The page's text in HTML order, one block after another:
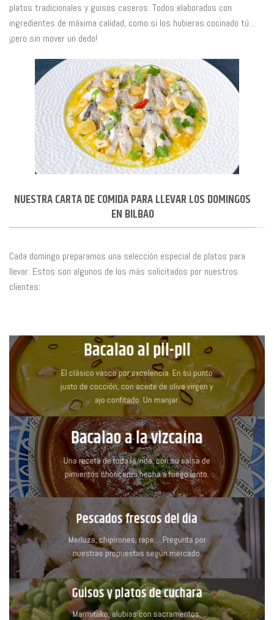
platos tradicionales y guisos caseros. Todos elaborados con
ingredientes de máxima calidad, como si los hubieras cocinado tú…
¡pero sin mover un dedo!
NUESTRA CARTA DE COMIDA PARA LLEVAR LOS DOMINGOS
EN BILBAO
Cada domingo preparamos una selección especial de platos para
llevar. Estos son algunos de los más solicitados por nuestros
clientes:
Bacalao al pil-pil
El clásico vasco por excelencia. En su punto
justo de cocción, con aceite de oliva virgen y
ajo confitado. Un manjar.
Bacalao a la vizcaína
Una receta de toda la vida, con su salsa de
pimientos choriceros hecha a fuego lento.
Pescados frescos del día
Merluza, chipirones, rape… Pregunta por
nuestras propuestas según mercado.
Guisos y platos de cuchara
Marmitako, alubias con sacramentos,